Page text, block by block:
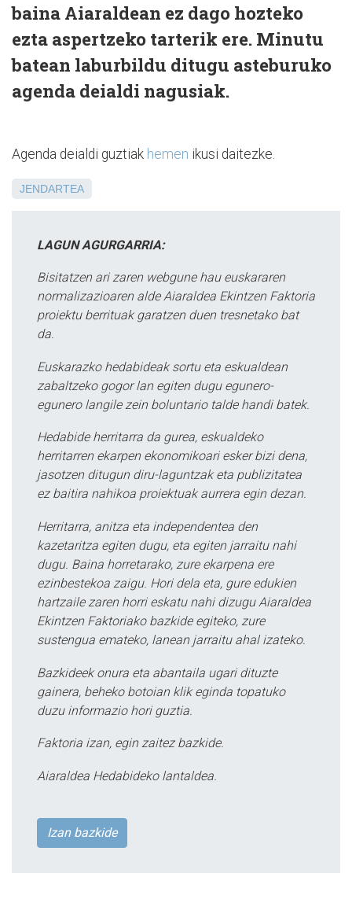
baina Aiaraldean ez dago hozteko
ezta aspertzeko tarterik ere. Minutu
batean laburbildu ditugu asteburuko
agenda deialdi nagusiak.
Agenda deialdi guztiak hemen ikusi daitezke.
JENDARTEA
LAGUN AGURGARRIA:
Bisitatzen ari zaren webgune hau euskararen
normalizazioaren alde Aiaraldea Ekintzen Faktoria
proiektu berrituak garatzen duen tresnetako bat
da.
Euskarazko hedabideak sortu eta eskualdean
zabaltzeko gogor lan egiten dugu egunero-
egunero langile zein boluntario talde handi batek.
Hedabide herritarra da gurea, eskualdeko
herritarren ekarpen ekonomikoari esker bizi dena,
jasotzen ditugun diru-laguntzak eta publizitatea
ez baitira nahikoa proiektuak aurrera egin dezan.
Herritarra, anitza eta independentea den
kazetaritza egiten dugu, eta egiten jarraitu nahi
dugu. Baina horretarako, zure ekarpena ere
ezinbestekoa zaigu. Hori dela eta, gure edukien
hartzaile zaren horri eskatu nahi dizugu Aiaraldea
Ekintzen Faktoriako bazkide egiteko, zure
sustengua emateko, lanean jarraitu ahal izateko.
Bazkideek onura eta abantaila ugari dituzte
gainera, beheko botoian klik eginda topatuko
duzu informazio hori guztia.
Faktoria izan, egin zaitez bazkide.
Aiaraldea Hedabideko lantaldea.
Izan bazkide